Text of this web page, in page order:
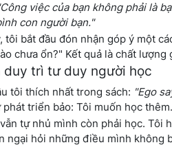
việc của bạn không phải là
con người bạn."
tôi bắt đầu đón nhận góp ý một
chưa ổn?" Kết quả là chất
duy trì tư duy người học
tôi thích nhất trong sách: "Ego
triển bảo: Tôi muốn học
tự nhủ mình còn phải học.
ngại hỏi những điều mình